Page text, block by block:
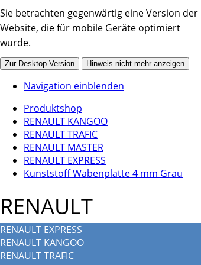
Sie betrachten gegenwärtig eine Version der
Website, die für mobile Geräte optimiert
wurde.
Zur Desktop-Version Hinweis nicht mehr anzeigen
Navigation einblenden
Produktshop
RENAULT KANGOO
RENAULT TRAFIC
RENAULT MASTER
RENAULT EXPRESS
Kunststoff Wabenplatte 4 mm Grau
RENAULT
RENAULT EXPRESS
RENAULT KANGOO
RENAULT TRAFIC